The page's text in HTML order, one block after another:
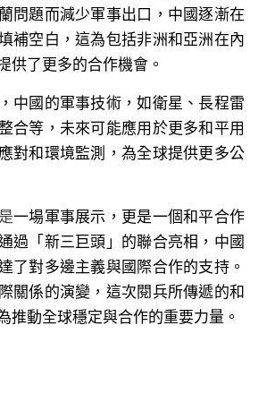
問題而減少軍事出口，中國逐漸在
補空白，這為包括非洲和亞洲在內
供了更多的合作機會。
，中國的軍事技術，如衛星、長程雷
合等，未來可能應用於更多和平用
對和環境監測，為全球提供更多公
是一場軍事展示，更是一個和平合作
過「新三巨頭」的聯合亮相，中國
了對多邊主義與國際合作的支持。
關係的演變，這次閱兵所傳遞的和
推動全球穩定與合作的重要力量。